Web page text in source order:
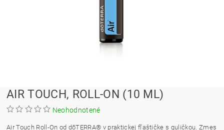
AIR TOUCH, ROLL-ON (10 ML)
Neohodnotené
Air Touch Roll-On od dōTERRA® v praktickej fľaštičke s guličkou. Zmes